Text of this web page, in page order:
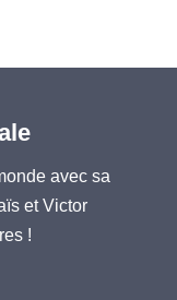
avec sa
et Victor
!